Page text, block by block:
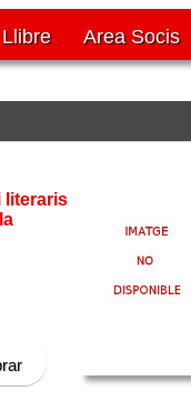
Area Socis
literaris